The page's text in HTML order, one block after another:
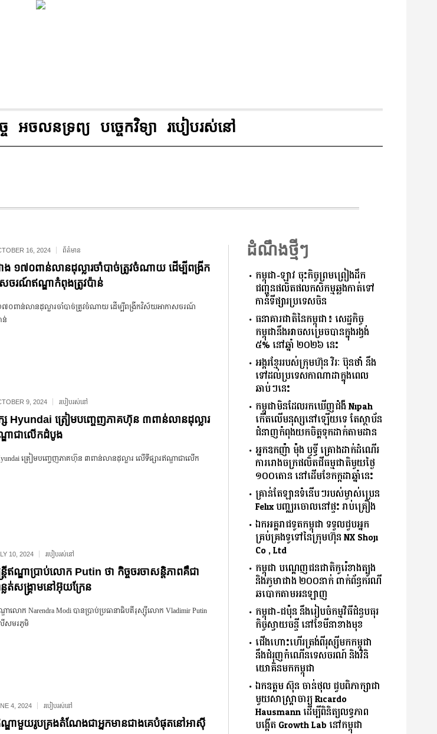
អចលនទ្រព្យ បច្ចេកវិទ្យា របៀបរស់នៅ
16, 2024 ព័ត៌មាន
១៧០ពាន់លានដុល្លារចាំបាច់ត្រូវចំណាយ ដើម្បីពង្រីក
ចរណ៍ឥណ្ឌាកំពុងត្រូវប៉ាន់
០ពាន់លានដុល្លារចាំបាច់ត្រូវចំណាយ ដើម្បីពង្រីកវិស័យអាកាសចរណ៍
ន់
9, 2024 របៀបរស់នៅ
Hyundai ត្រៀមបញ្ចេញភាគហ៊ុន ៣ពាន់លានដុល្លារ
ឌាជាលើកដំបូង
ត្រៀមបញ្ចេញភាគហ៊ុន ៣ពាន់លានដុល្លារ លើទីផ្សារឥណ្ឌាជាលើក
10, 2024 របៀបរស់នៅ
ត្រីឥណ្ឌាប្រាប់លោក Putin ថា កិច្ចចរចាសន្តិភាពគឺជា
លត់សង្គ្រាមនៅអ៊ុយក្រែន
ឌាលោក Narendra Modi បានប្រាប់ប្រធានាធិបតីរុស្ស៊ីលោក Vladimir Putin
លើសមរភូមិ
4, 2024 របៀបរស់នៅ
ឌាមួយរូបគ្រងតំណែងជាអ្នកមានជាងគេបំផុតនៅអាស៊ី
ដំណឹងថ្មីៗ
កម្ពុជា-ឡាវ ចុះកិច្ចព្រមព្រៀងដឹក
ជញ្ជូនផលិតផលកសិកម្មឆ្លងកាត់ទៅ
កាន់ទីផ្សារប្រទេសចិន
ធនាគារជាតិនៃកម្ពុជា៖ សេដ្ឋកិច្ច
កម្ពុជានឹងអាចសម្រេចបានក្នុងរង្វង់
៥% នៅឆ្នាំ ២០២៦ នេះ
អង្ករខ្មែររបស់ក្រុមហ៊ុន វិរៈ ប៊ុនថាំ នឹង
ទៅដល់ប្រទេសកាណាដាក្នុងពេល
ឆាប់ៗនេះ
កម្ពុជាមិនដែលរកឃើញ​ជំងឺ​ Nipah
កើតលើមនុស្សនៅឡើយទេ​ តែ​ស្ថាប័ន
ជំនាញ​កំពុងយកចិត្តទុកដាក់តាមដាន
អ្នកឧកញ៉ា ម៉ុង ឫទ្ធី គ្រោងដាក់ដំណើរ
ការរោងចក្រ​ផលិត​ជី​ធម្មជាតិមួយថ្ងៃ
១០០តោន នៅដើមខែកក្កដាឆ្នាំនេះ
គ្រាន់តែឡានទំនើបៗរបស់ម្ចាស់ប្រេន
Felix បញ្ឈរចោលនៅផ្ទះ រាប់គ្រឿង
ឯកអគ្គរាជទូតកម្ពុជា ទទួលជួបអ្នក
គ្រប់គ្រងទូទៅនៃក្រុមហ៊ុន NX Shoji
Co., Ltd.
កម្ពុជា បណ្តេញជនជាតិកូរ៉េខាងត្បូង
និងភូមាជាង ២០០នាក់ ពាក់ព័ន្ធករណី
ឆបោកតាមអនឡាញ
កម្ពុជា-ជប៉ុន នឹងរៀបចំកម្មវិធីជំនួបធុរ
កិច្ចស្វាយចន្ទី នៅខែមីនាខាងមុខ
ជើងហោះហើរត្រង់ពីរុស្សីមកកម្ពុជា
នឹងជំរុញកំណើនទេសចរណ៍ និងវិនិ
យោគិនមកកម្ពុជា
ឯកឧត្តម ស៊ុន ចាន់ថុល ជួបពិភាក្សាជា
មួយសាស្រ្តាចារ្យ Ricardo
Hausmann ដើម្បីពិនិត្យលទ្ធភាព
បង្កើត Growth Lab នៅកម្ពុជា